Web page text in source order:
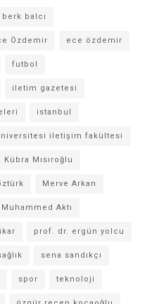
berk balcı
Özdemir ece özdemir
futbol
iletim gazetesi
istanbul
iletişim fakültesi
Kübra Mısıroğlu
Merve Arkan
Muhammed Aktı
prof. dr. ergün yolcu
sena sandıkçı
spor teknoloji